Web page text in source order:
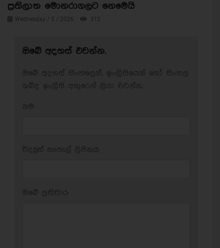
ප්‍රතිලාභ මොනරාගලට නෙමෙයි
Wednesday / 5 / 2026 312
ඔබේ අදහස් එවන්න.